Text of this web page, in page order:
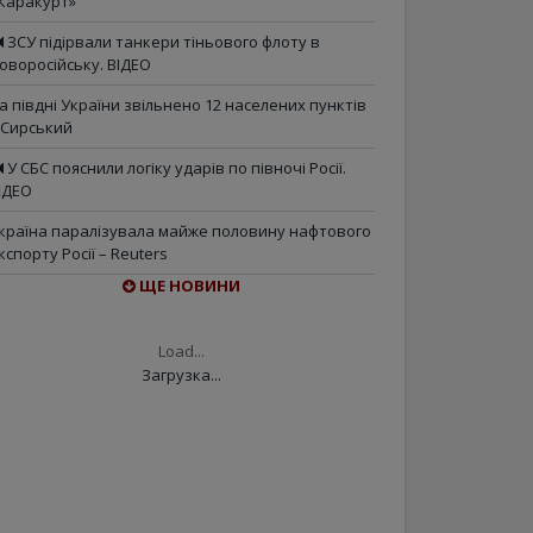
ЗСУ підірвали танкери тіньового флоту в
ВІДЕО
півдні України звільнено 12 населених пунктів
У СБС пояснили логіку ударів по півночі Росії.
паралізувала майже половину нафтового
Росії – Reuters
ЩЕ НОВИНИ
Load...
Загрузка...